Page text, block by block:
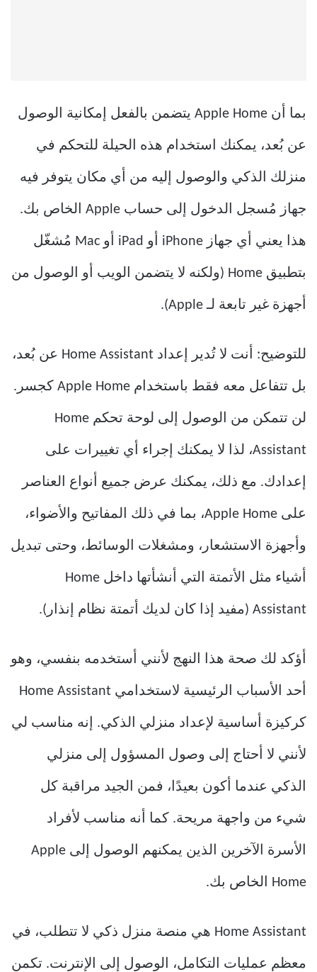
بما أن Apple Home يتضمن بالفعل إمكانية الوصول
عن بُعد، يمكنك استخدام هذه الحيلة للتحكم في
منزلك الذكي والوصول إليه من أي مكان يتوفر فيه
جهاز مُسجل الدخول إلى حساب Apple الخاص بك.
هذا يعني أي جهاز iPhone أو iPad أو Mac مُشغّل
بتطبيق Home (ولكنه لا يتضمن الويب أو الوصول من
أجهزة غير تابعة لـ Apple).
للتوضيح: أنت لا تُدير إعداد Home Assistant عن بُعد،
بل تتفاعل معه فقط باستخدام Apple Home كجسر.
لن تتمكن من الوصول إلى لوحة تحكم Home
Assistant، لذا لا يمكنك إجراء أي تغييرات على
إعدادك. مع ذلك، يمكنك عرض جميع أنواع العناصر
على Apple Home، بما في ذلك المفاتيح والأضواء،
وأجهزة الاستشعار، ومشغلات الوسائط، وحتى تبديل
أشياء مثل الأتمتة التي أنشأتها داخل Home
Assistant (مفيد إذا كان لديك أتمتة نظام إنذار).
أؤكد لك صحة هذا النهج لأنني أستخدمه بنفسي، وهو
أحد الأسباب الرئيسية لاستخدامي Home Assistant
كركيزة أساسية لإعداد منزلي الذكي. إنه مناسب لي
لأنني لا أحتاج إلى وصول المسؤول إلى منزلي
الذكي عندما أكون بعيدًا، فمن الجيد مراقبة كل
شيء من واجهة مريحة. كما أنه مناسب لأفراد
الأسرة الآخرين الذين يمكنهم الوصول إلى Apple
Home الخاص بك.
Home Assistant هي منصة منزل ذكي لا تتطلب، في
معظم عمليات التكامل، الوصول إلى الإنترنت. تكمن